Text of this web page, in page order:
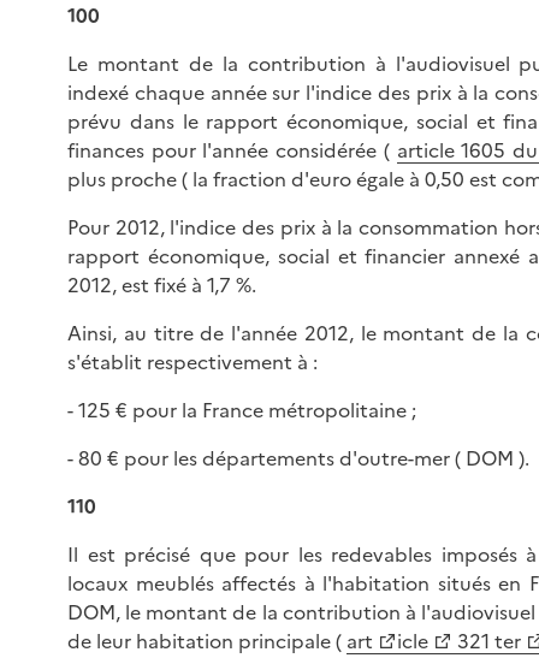
100
Le montant de la contribution à l'audiovisuel
indexé chaque année sur l'indice des prix à la
prévu dans le rapport économique, social et
finances pour l'année considérée ( article 1605
plus proche ( la fraction d'euro égale à 0,50 est
Pour 2012, l'indice des prix à la consommation
rapport économique, social et financier
2012, est fixé à 1,7 %.
Ainsi, au titre de l'année 2012, le montant de la
s'établit respectivement à :
- 125 € pour la France métropolitaine ;
- 80 € pour les départements d'outre-mer ( DOM ).
110
Il est précisé que pour les redevables
locaux meublés affectés à l'habitation situés en
DOM, le montant de la contribution à
de leur habitation principale ( art icle
321 ter